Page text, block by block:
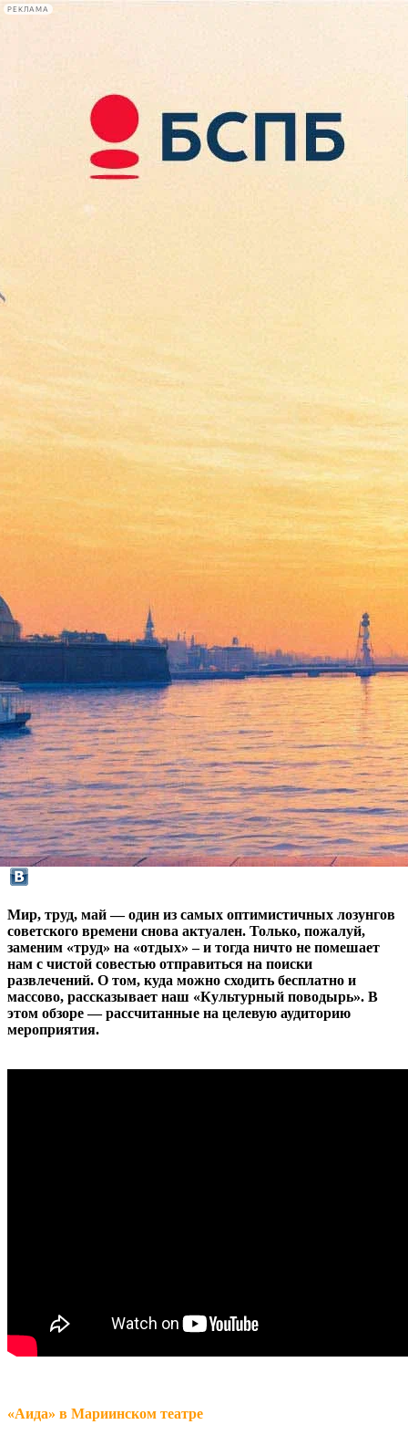
РЕКЛАМА
Сегодня:
2026.08.07
17:08
Афиша Plus
Культурный уик-энд: 1-4 мая
29 апреля 2015,18:16 Версия для печати
Мир, труд, май — один из самых оптимистичных лозунгов
советского времени снова актуален. Только, пожалуй,
заменим «труд» на «отдых» – и тогда ничто не помешает
нам с чистой совестью отправиться на поиски
развлечений. О том, куда можно сходить бесплатно и
массово, рассказывает наш «Культурный поводырь». В
этом обзоре — рассчитанные на целевую аудиторию
мероприятия.
«Аида» в Мариинском театре